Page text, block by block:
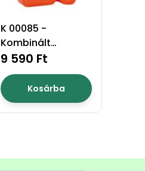
K 00085 -
Kombinált
üzemanyagkanna
6+2,5 l
9 590 Ft
Kosárba